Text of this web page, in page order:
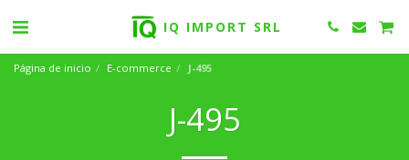
IQ IMPORT SRL
Página de inicio E-commerce J-495
J-495